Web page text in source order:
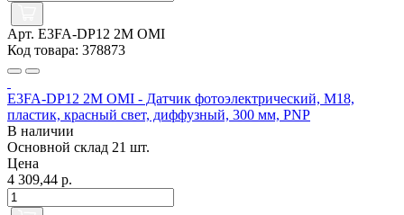
Арт. E3FA-DP12 2M OMI
Код товара: 378873
E3FA-DP12 2M OMI - Датчик фотоэлектрический, M18,
пластик, красный свет, диффузный, 300 мм, PNP
В наличии
Основной склад 21 шт.
Цена
4 309,44 р.